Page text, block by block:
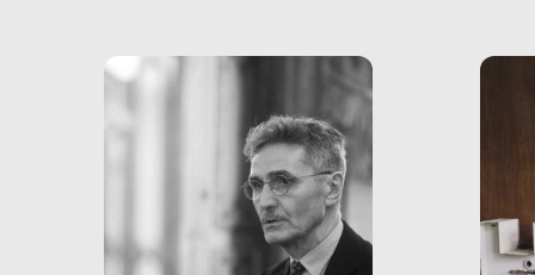
minori. […]